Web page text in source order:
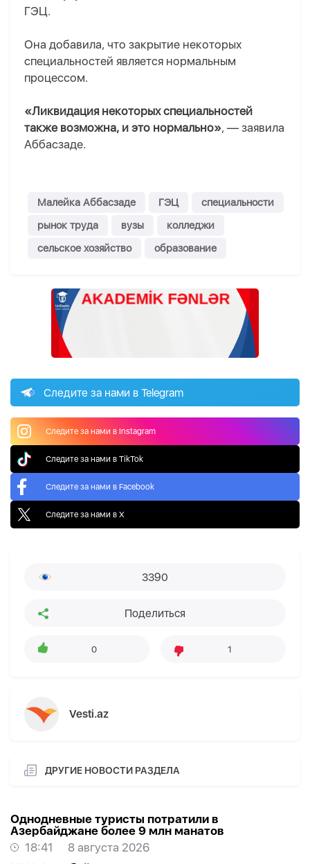
ГЭЦ.
Она добавила, что закрытие некоторых
специальностей является нормальным
процессом.
«Ликвидация некоторых специальностей
также возможна, и это нормально», — заявила
Аббасзаде.
Малейка Аббасзаде ГЭЦ
специальности
рынок труда
вузы
колледжи
сельское хозяйство
образование
Следите за нами в Telegram
Следите за нами в Instagram
Следите за нами в TikTok
Следите за нами в Facebook
Следите за нами в X
3390
Поделиться
0 1
Vesti.az
ДРУГИЕ НОВОСТИ РАЗДЕЛА
Однодневные туристы потратили в
Азербайджане более 9 млн манатов
18:41
8 августа 2026